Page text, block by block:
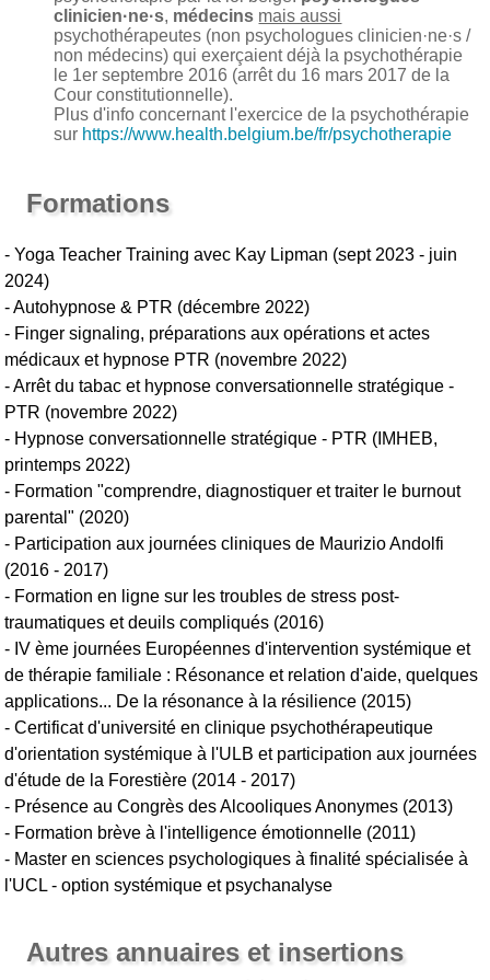
clinicien·ne·s, médecins mais aussi
psychothérapeutes (non psychologues clinicien·ne·s /
non médecins) qui exerçaient déjà la psychothérapie
le 1er septembre 2016 (arrêt du 16 mars 2017 de la
Cour constitutionnelle).
Plus d'info concernant l'exercice de la psychothérapie
sur https://www.health.belgium.be/fr/psychotherapie
Formations
- Yoga Teacher Training avec Kay Lipman (sept 2023 - juin
2024)
- Autohypnose & PTR (décembre 2022)
- Finger signaling, préparations aux opérations et actes
médicaux et hypnose PTR (novembre 2022)
- Arrêt du tabac et hypnose conversationnelle stratégique -
PTR (novembre 2022)
- Hypnose conversationnelle stratégique - PTR (IMHEB,
printemps 2022)
- Formation "comprendre, diagnostiquer et traiter le burnout
parental" (2020)
- Participation aux journées cliniques de Maurizio Andolfi
(2016 - 2017)
- Formation en ligne sur les troubles de stress post-
traumatiques et deuils compliqués (2016)
- IV ème journées Européennes d'intervention systémique et
de thérapie familiale : Résonance et relation d'aide, quelques
applications... De la résonance à la résilience (2015)
- Certificat d'université en clinique psychothérapeutique
d'orientation systémique à l'ULB et participation aux journées
d'étude de la Forestière (2014 - 2017)
- Présence au Congrès des Alcooliques Anonymes (2013)
- Formation brève à l'intelligence émotionnelle (2011)
- Master en sciences psychologiques à finalité spécialisée à
l'UCL - option systémique et psychanalyse
Autres annuaires et insertions